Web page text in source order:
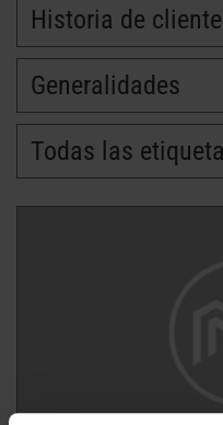
Historia de
Generalidades
Todas las